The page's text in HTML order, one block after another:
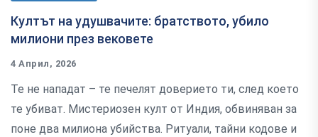
Култът на удушвачите: братството, убило
милиони през вековете
4 Април, 2026
Те не нападат – те печелят доверието ти, след което
те убиват. Мистериозен култ от Индия, обвиняван за
поне два милиона убийства. Ритуали, тайни кодове и